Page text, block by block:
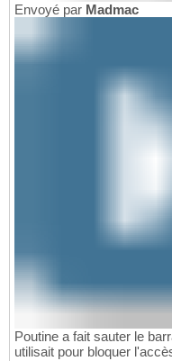
Envoyé par Madmac
Poutine a fait sauter le
utilisait pour bloquer